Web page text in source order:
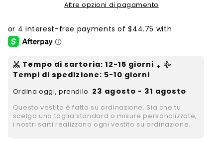
Altre opzioni di pagamento
Tempo di sartoria: 12-15 giorni +
Tempi di spedizione: 5-10 giorni
Ordina oggi, prendilo 23 agosto - 31 agosto
Questo vestito è fatto su ordinazione. Sia che tu
scelga una taglia standard o misure personalizzate,
i nostri sarti realizzano ogni vestito su ordinazione.